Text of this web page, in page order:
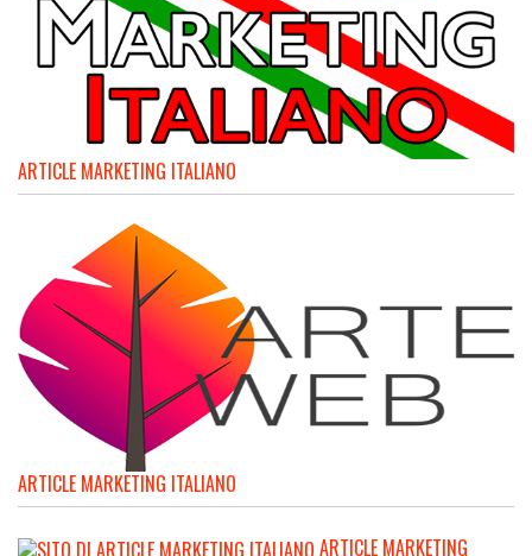
ARTICLE MARKETING ITALIANO
ARTICLE MARKETING ITALIANO
ARTICLE MARKETING